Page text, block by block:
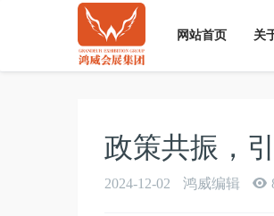
网站首页 关
政策共振，
2024-12-02 鸿威编辑